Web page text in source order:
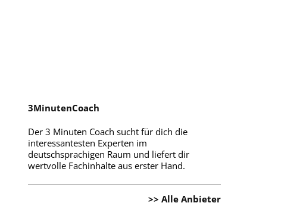
3MinutenCoach
Der 3 Minuten Coach sucht für dich die
interessantesten Experten im
deutschsprachigen Raum und liefert dir
wertvolle Fachinhalte aus erster Hand.
>> Alle Anbieter